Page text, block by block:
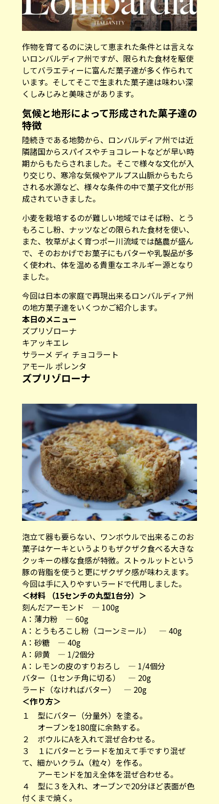
作物を育てるのに決して恵まれた条件とは言えな
いロンバルディア州ですが、限られた食材を駆使
してバラエティーに富んだ菓子達が多く作られて
います。そしてそこで生まれた菓子達は味わい深
くしみじみと美味さがあります。
気候と地形によって形成された菓子達の
特徴
陸続きである地勢から、ロンバルディア州では近
隣諸国からスパイスやチョコレートなどが早い時
期からもたらされました。そこで様々な文化が入
り交じり、寒冷な気候やアルプス山脈からもたら
される水源など、様々な条件の中で菓子文化が形
成されていきました。
小麦を栽培するのが難しい地域ではそば粉、とう
もろこし粉、ナッツなどの限られた食材を使い、
また、牧草がよく育つポー川流域では酪農が盛ん
で、そのおかげでお菓子にもバターや乳製品が多
く使われ、体を温める貴重なエネルギー源となり
ました。
今回は日本の家庭で再現出来るロンバルディア州
の地方菓子達をいくつかご紹介します。
本日のメニュー
ズプリゾローナ
キアッキエレ
サラーメ ディ チョコラート
アモール ポレンタ
ズプリゾローナ
泡立て器も要らない、ワンボウルで出来るこのお
菓子はケーキというよりもザクザク食べる大きな
クッキーの様な食感が特徴。ストゥルットという
豚の背脂を使うと更にザクザク感が味わえます。
今回は手に入りやすいラードで代用しました。
＜材料 （15センチの丸型1台分）＞
刻んだアーモンド ― 100g
A：薄力粉 ― 60g
A：とうもろこし粉（コーンミール） ― 40g
A：砂糖 ― 40g
A：卵黄 ― 1/2個分
A：レモンの皮のすりおろし ― 1/4個分
バター（1センチ角に切る） ― 20g
ラード（なければバター） ― 20g
＜作り方＞
１ 型にバター（分量外）を塗る。
オーブンを180度に余熱する。
２ ボウルにAを入れて混ぜ合わせる。
３ １にバターとラードを加えて手ですり混ぜ
て、細かいクラム（粒々）を作る。
アーモンドを加え全体を混ぜ合わせる。
４ 型に３を入れ、オーブンで20分ほど表面が色
付くまで焼く。